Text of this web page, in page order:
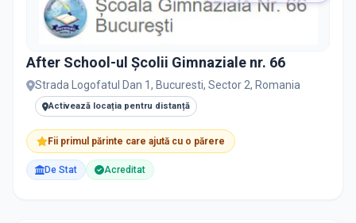
Toate Filtrele
METODOLOGIE, LIMBĂ, FACILITĂȚI
After School-ul Școlii Gimnaziale nr. 66
Strada Logofatul Dan 1, Bucuresti, Sector 2, Romania
Activează locația pentru distanță
Fii primul părinte care ajută cu o părere
De Stat Acreditat